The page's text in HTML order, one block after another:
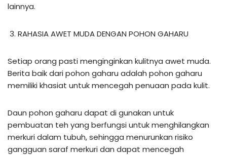
lainnya.
RAHASIA AWET MUDA DENGAN POHON GAHARU
Setiap orang pasti menginginkan kulitnya awet muda.
Berita baik dari pohon gaharu adalah pohon gaharu
memiliki khasiat untuk mencegah penuaan pada kulit.
Daun pohon gaharu dapat di gunakan untuk
pembuatan teh yang berfungsi untuk menghilangkan
merkuri dalam tubuh, sehingga menurunkan risiko
gangguan saraf merkuri dan dapat mencegah